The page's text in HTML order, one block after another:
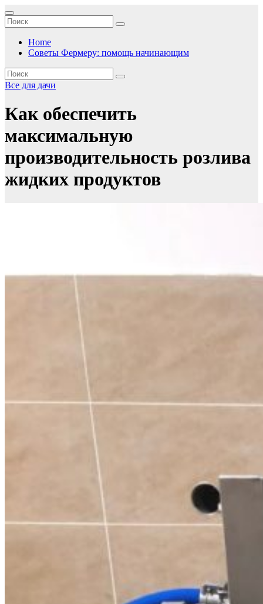
Перейти
к
содержимому
Home
Советы Фермеру: помощь начинающим
Все для дачи
Как обеспечить
максимальную
производительность розлива
жидких продуктов